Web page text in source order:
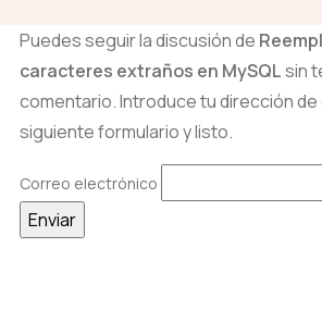
Puedes seguir la discusión de
caracteres extraños en MySQLsin
comentario. Introduce tu dirección
siguiente formulario y listo.
Correo electrónico